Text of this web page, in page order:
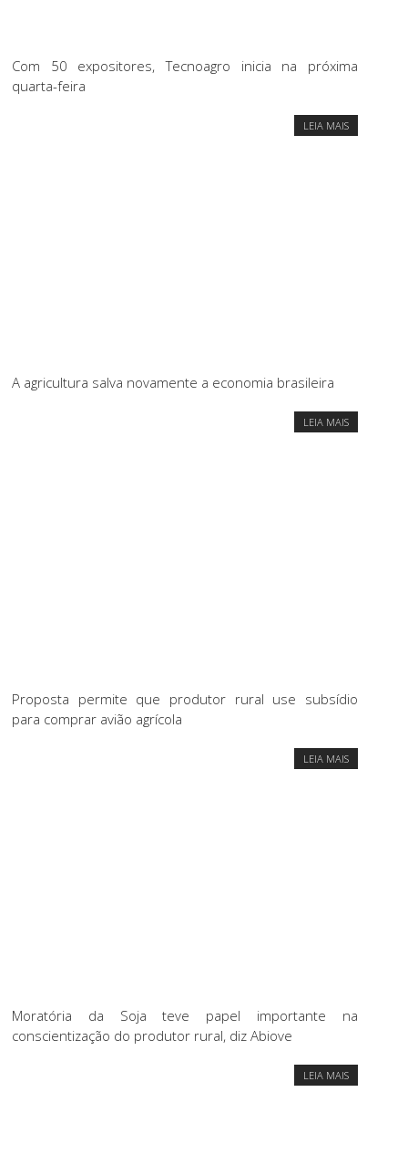
Com 50 expositores, Tecnoagro inicia na próxima
quarta-feira
LEIA MAIS
A agricultura salva novamente a economia brasileira
LEIA MAIS
Proposta permite que produtor rural use subsídio
para comprar avião agrícola
LEIA MAIS
Moratória da Soja teve papel importante na
conscientização do produtor rural, diz Abiove
LEIA MAIS